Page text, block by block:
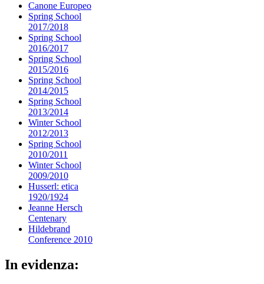
Canone Europeo
Spring School
2017/2018
Spring School
2016/2017
Spring School
2015/2016
Spring School
2014/2015
Spring School
2013/2014
Winter School
2012/2013
Spring School
2010/2011
Winter School
2009/2010
Husserl: etica
1920/1924
Jeanne Hersch
Centenary
Hildebrand
Conference 2010
In evidenza: